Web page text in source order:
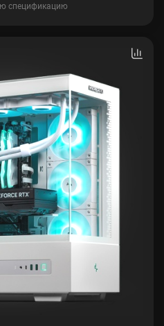
спецификацию